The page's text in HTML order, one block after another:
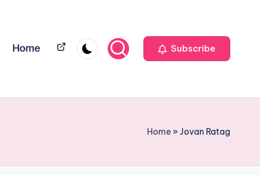
Home Home Subscribe
Home»Jovan Ratag